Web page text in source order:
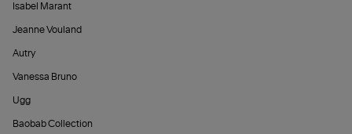
Isabel Marant
Jeanne Vouland
Autry
Vanessa Bruno
Ugg
Baobab Collection